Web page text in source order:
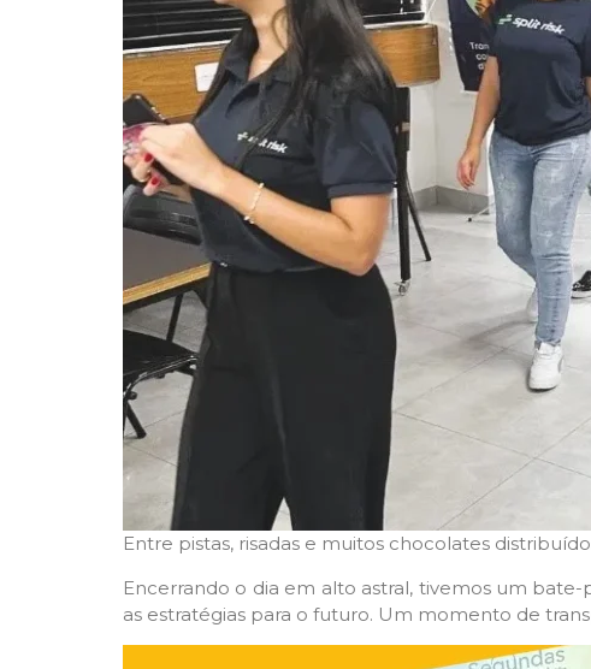
Entre pistas, risadas e muitos chocolates
Encerrando o dia em alto astral, tivemos um
as estratégias para o futuro. Um momento de